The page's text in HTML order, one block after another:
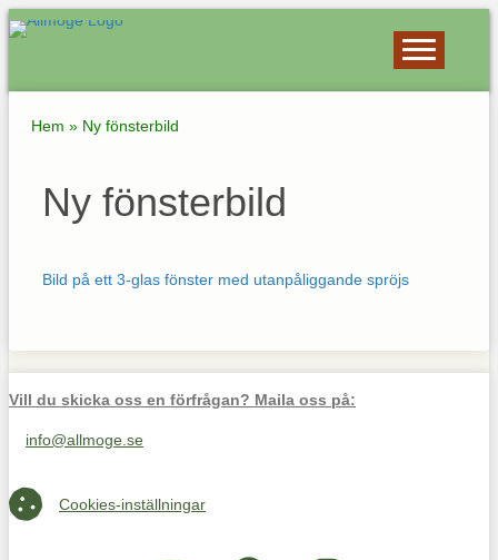
Hem » Ny fönsterbild
Ny fönsterbild
Bild på ett 3-glas fönster med utanpåliggande spröjs
Vill du skicka oss en förfrågan? Maila oss på:
Maila oss på info@allmoge.se
info@allmoge.se
Cookies-inställningar
Cookies-inställningar